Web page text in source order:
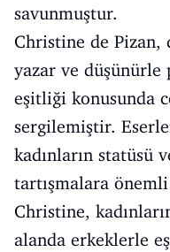
savunmuştur.
Christine de
yazar ve
eşitliği konusunda
sergilemiştir.
kadınların statüsü
tartışmalara
Christine,
alanda erkeklerle